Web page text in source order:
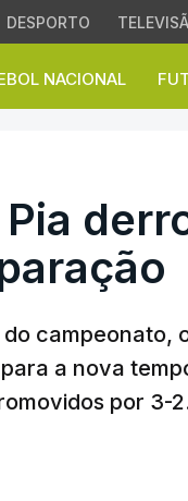
DESPORTO
NACIONAL
Pia
campeonato,
a nova
por 3-